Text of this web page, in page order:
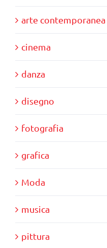
arte contemporanea
cinema
danza
disegno
fotografia
grafica
Moda
musica
pittura